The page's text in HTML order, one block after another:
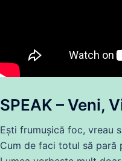
SPEAK – Veni,
Ești frumușică foc, vreau
Cum de faci totul să pară